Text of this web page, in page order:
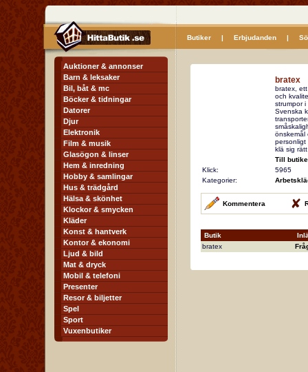
Butiker| Erbjudanden|
Auktioner & annonser
Barn & leksaker
Bil, båt & mc
Böcker & tidningar
Datorer
Djur
Elektronik
Film & musik
Glasögon & linser
Hem & inredning
Hobby & samlingar
Hus & trädgård
Hälsa & skönhet
Klockor & smycken
Kläder
Konst & hantverk
Kontor & ekonomi
Ljud & bild
Mat & dryck
Mobil & telefoni
Presenter
Resor & biljetter
Spel
Sport
Vuxenbutiker
bratex
bratex,
och
strumpor
Svenska
önskemål
personligt
klä sig
Till
Klick:
5965
Kategorier:
Kommentera
Butik
bratex